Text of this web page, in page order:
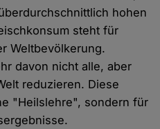
hohen
steht für
Weltbevölkerung.
davon nicht alle, aber
reduzieren. Diese
"Heilslehre", sondern für